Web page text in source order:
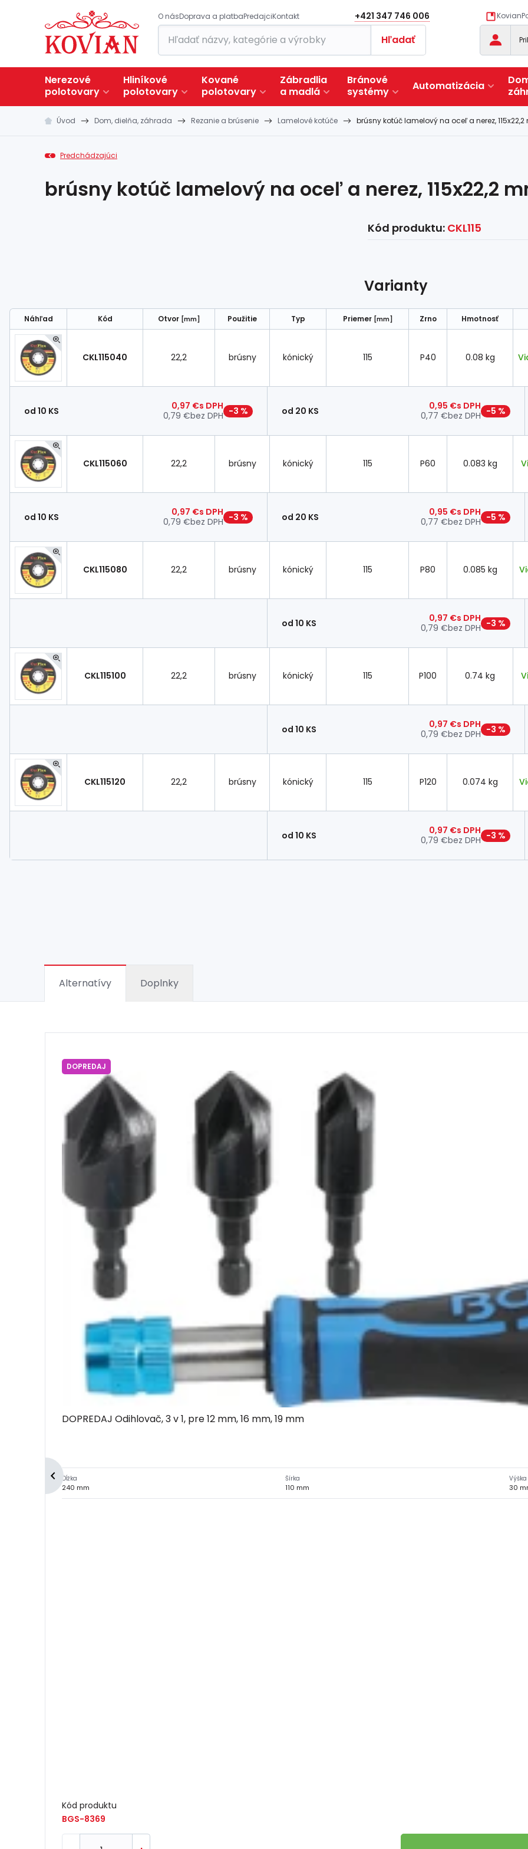
O násDoprava a platbaPredajciKontakt +421 347 746 006
Hľadať
Nerezové
polotovary
Hliníkové
polotovary
Kované
polotovary
Zábradlia
a madlá
Bránové
systémy
Automatizácia
Úvod Dom, dielňa, záhrada Rezanie a brúsenie Lamelové kotúče brúsny kotúč lamelový na oceľ a nerez,
Predchádzajúci
brúsny kotúč lamelový na oceľ a nerez, 115x22,2
Kód produktu: CKL115
Varianty
Náhľad Kód Otvor [mm] Použitie Typ Priemer [mm] Zrno Hmotnosť
CKL115040 22,2 brúsny kónický 115 P40 0.08 kg
od 10 KS 0,97 €s DPH
0,79 €bez DPH −3 % od 20 KS 0,95 €s DPH
0,77 €bez DPH −5 %
CKL115060 22,2 brúsny kónický 115 P60 0.083 kg
od 10 KS 0,97 €s DPH
0,79 €bez DPH −3 % od 20 KS 0,95 €s DPH
0,77 €bez DPH −5 %
CKL115080 22,2 brúsny kónický 115 P80 0.085 kg
od 10 KS 0,97 €s DPH
0,79 €bez DPH −3 %
CKL115100 22,2 brúsny kónický 115 P100 0.74 kg
od 10 KS 0,97 €s DPH
0,79 €bez DPH −3 %
CKL115120 22,2 brúsny kónický 115 P120 0.074 kg
od 10 KS 0,97 €s DPH
0,79 €bez DPH −3 %
Alternatívy Doplnky
DOPREDAJ
DOPREDAJ Odihlovač, 3 v 1, pre 12 mm, 16 mm, 19 mm
Dĺžka
240 mm
Šírka
110 mm
Výška
30
Kód produktu
BGS-8369